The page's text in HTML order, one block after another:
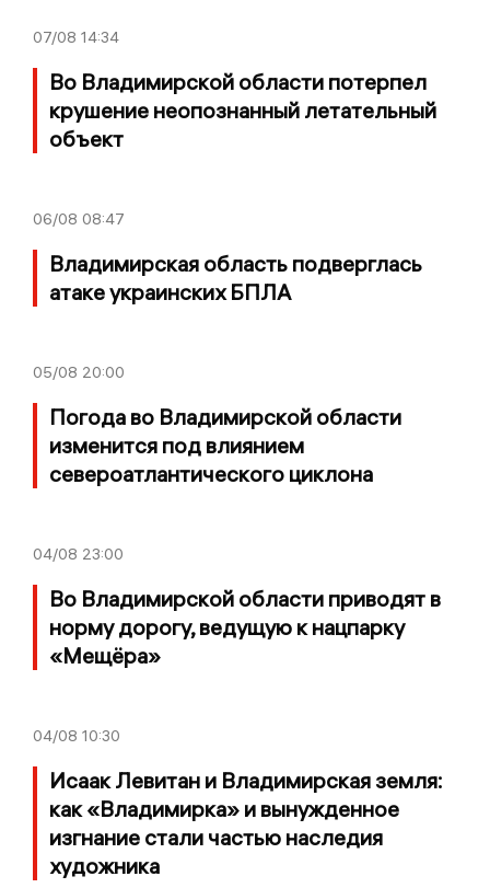
07/08 14:34
Во Владимирской области потерпел
крушение неопознанный летательный
объект
06/08 08:47
Владимирская область подверглась
атаке украинских БПЛА
05/08 20:00
Погода во Владимирской области
изменится под влиянием
североатлантического циклона
04/08 23:00
Во Владимирской области приводят в
норму дорогу, ведущую к нацпарку
«Мещёра»
04/08 10:30
Исаак Левитан и Владимирская земля:
как «Владимирка» и вынужденное
изгнание стали частью наследия
художника